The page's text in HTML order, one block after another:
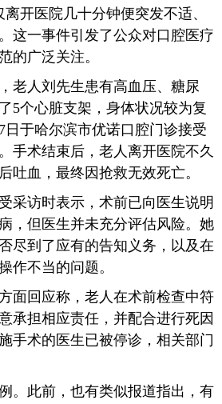
开医院几十分钟便突发不适、
这一事件引发了公众对口腔医疗
的广泛关注。
人刘先生患有高血压、糖尿
5个心脏支架，身体状况较为复
日于哈尔滨市优诺口腔门诊接受
手术结束后，老人离开医院不久
吐血，最终因抢救无效死亡。
访时表示，术前已向医生说明
，但医生并未充分评估风险。她
尽到了应有的告知义务，以及在
作不当的问题。
回应称，老人在术前检查中符
承担相应责任，并配合进行死因
手术的医生已被停诊，相关部门
此前，也有类似报道指出，有